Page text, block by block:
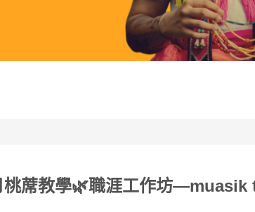
桃蓆教學🌿職涯工作坊